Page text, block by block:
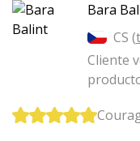
Bara
CS (
Cliente